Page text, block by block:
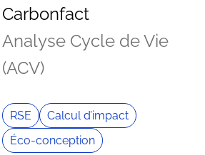
Carbonfact
Analyse Cycle de Vie
(ACV)
RSE
Calcul d’impact
Éco-conception